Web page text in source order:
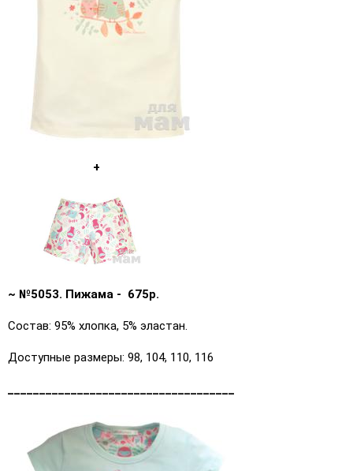
+
~ №5053. Пижама - 675р.
Состав: 95% хлопка, 5% эластан.
Доступные размеры: 98, 104, 110, 116